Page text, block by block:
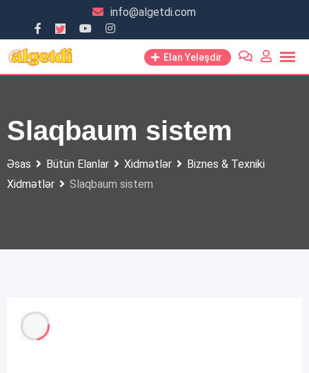
content
info@algetdi.com
Elan Yeləşdir
Slaqbaum sistem
Əsas Bütün Elanlar Xidmətlər
Biznes & Texniki
Xidmətlər
Slaqbaum sistem